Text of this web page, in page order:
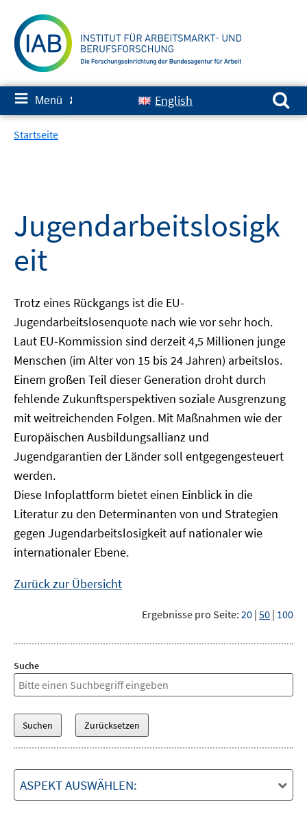
zum
Inhalt
≡ Menü ✘ English
Suchen nach:
Startseite
Jugendarbeitslosigk
eit
Trotz eines Rückgangs ist die EU-
Jugendarbeitslosenquote nach wie vor sehr hoch.
Laut EU-Kommission sind derzeit 4,5 Millionen junge
Menschen (im Alter von 15 bis 24 Jahren) arbeitslos.
Einem großen Teil dieser Generation droht durch
fehlende Zukunftsperspektiven soziale Ausgrenzung
mit weitreichenden Folgen. Mit Maßnahmen wie der
Europäischen Ausbildungsallianz und
Jugendgarantien der Länder soll entgegengesteuert
werden.
Diese Infoplattform bietet einen Einblick in die
Literatur zu den Determinanten von und Strategien
gegen Jugendarbeitslosigkeit auf nationaler wie
internationaler Ebene.
Zurück zur Übersicht
Ergebnisse pro Seite: 20 | 50 | 100
Suche
ASPEKT AUSWÄHLEN: